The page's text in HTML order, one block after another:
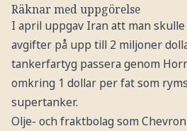
Räknar med uppgörelse
I april uppgav Iran att man
avgifter på upp till 2 miljoner
tankerfartyg passera genom
omkring 1 dollar per fat som
supertanker.
Olje- och fraktbolag som